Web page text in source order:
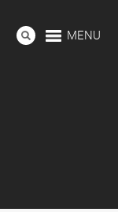
MENU